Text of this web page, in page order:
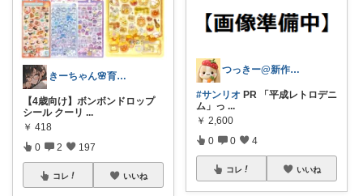
きーちゃん🌸育児グッズお纏め👶
【4歳向け】ボンボンドロップ
シール クーリ ...
￥ 418
0 2 197
コレ いいね
つっきー@新作アイテム
#サンリオ PR 「平成レトロデニ
ム」っ ...
￥ 2,600
0 0 4
コレ いいね